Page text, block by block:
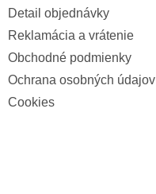
Detail objednávky
Reklamácia a vrátenie
Obchodné podmienky
Ochrana osobných údajov
Cookies